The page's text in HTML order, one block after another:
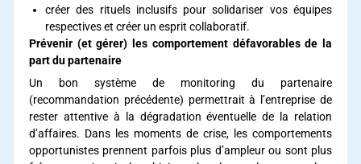
créer des rituels inclusifs pour solidariser vos équipes
respectives et créer un esprit collaboratif.
Prévenir (et gérer) les comportement défavorables de la
part du partenaire
Un bon système de monitoring du partenaire
(recommandation précédente) permettrait à l’entreprise de
rester attentive à la dégradation éventuelle de la relation
d’affaires. Dans les moments de crise, les comportements
opportunistes prennent parfois plus d’ampleur ou sont plus